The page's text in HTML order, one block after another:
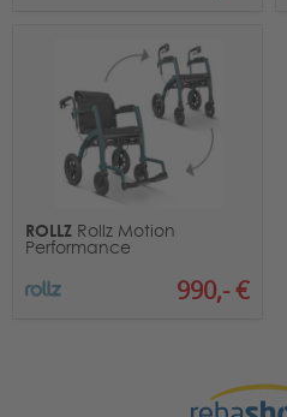
ROLLZ Rollz Motion
Performance
990,- €